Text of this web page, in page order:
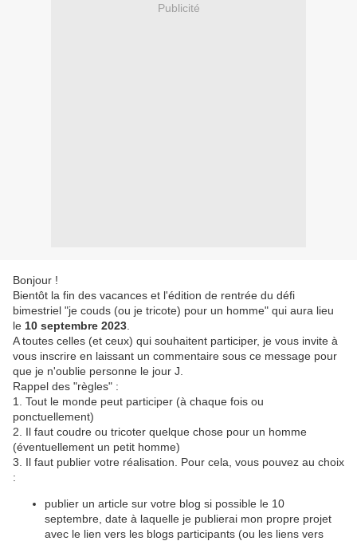
Publicité
Bonjour !
Bientôt la fin des vacances et l'édition de rentrée du défi
bimestriel "je couds (ou je tricote) pour un homme" qui aura lieu
le 10 septembre 2023
A toutes celles (et ceux) qui souhaitent participer, je vous invite à
vous inscrire en laissant un commentaire sous ce message pour
que je n'oublie personne le jour J.
Rappel des "règles" :
1. Tout le monde peut participer (à chaque fois ou
ponctuellement)
2. Il faut coudre ou tricoter quelque chose pour un homme
(éventuellement un petit homme)
3. Il faut publier votre réalisation. Pour cela, vous pouvez au choix
:
publier un article sur votre blog si possible le 10
septembre , date à laquelle je publierai mon propre projet
avec le lien vers les blogs participants (ou les liens vers